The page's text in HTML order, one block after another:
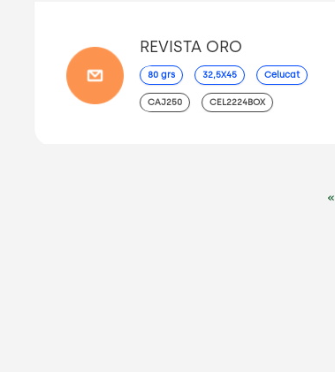
REVISTA ORO
80 grs 32,5X45 Celucat
CAJ250 CEL2224BOX
«